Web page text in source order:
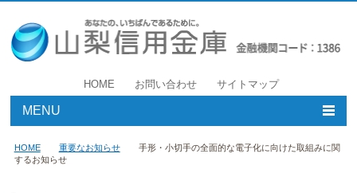
HOME お問い合わせ サイトマップ
MENU
個人のお客様
HOME 重要なお知らせ
手形・小切手の全面的な電子化に向けた取組みに関
するお知らせ